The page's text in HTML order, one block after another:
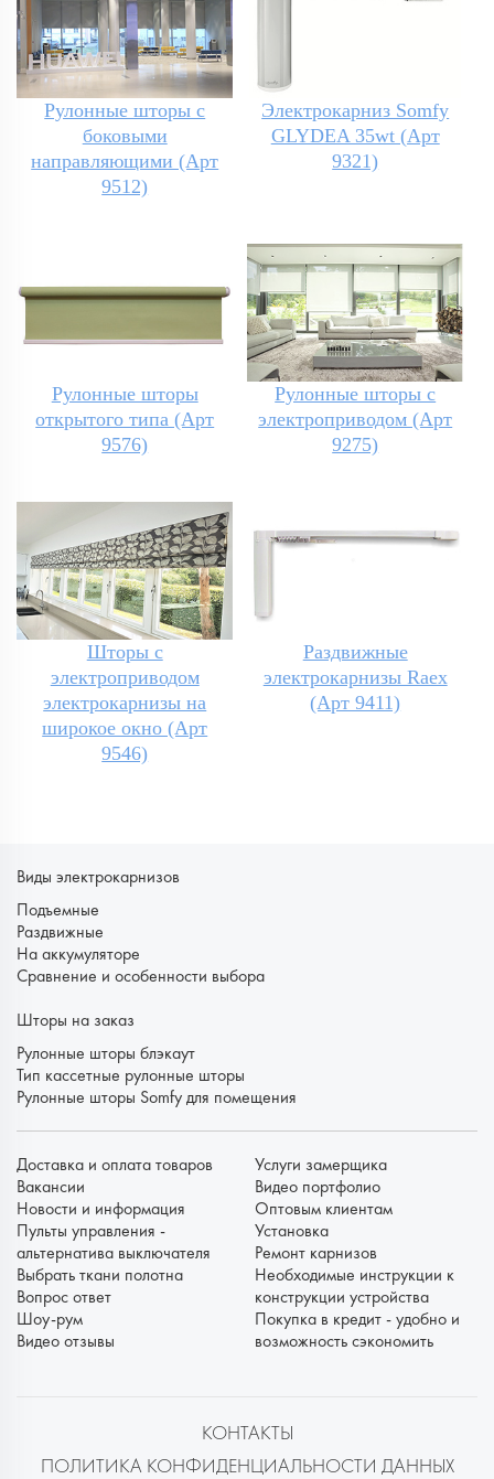
Рулонные шторы с
боковыми
направляющими (Арт
9512)
Электрокарниз Somfy
GLYDEA 35wt (Арт
9321)
Рулонные шторы
открытого типа (Арт
9576)
Рулонные шторы с
электроприводом (Арт
9275)
Шторы с
электроприводом
электрокарнизы на
широкое окно (Арт
9546)
Раздвижные
электрокарнизы Raex
(Арт 9411)
Виды электрокарнизов
Подъемные
Раздвижные
На аккумуляторе
Сравнение и особенности выбора
Шторы на заказ
Рулонные шторы блэкаут
Тип кассетные рулонные шторы
Рулонные шторы Somfy для помещения
Доставка и оплата товаров
Вакансии
Новости и информация
Пульты управления -
альтернатива выключателя
Выбрать ткани полотна
Вопрос ответ
Шоу-рум
Видео отзывы
Услуги замерщика
Видео портфолио
Оптовым клиентам
Установка
Ремонт карнизов
Необходимые инструкции к
конструкции устройства
Покупка в кредит - удобно и
возможность сэкономить
КОНТАКТЫ
ПОЛИТИКА КОНФИДЕНЦИАЛЬНОСТИ ДАННЫХ